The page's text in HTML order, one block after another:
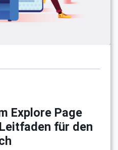
Explore Page
für den